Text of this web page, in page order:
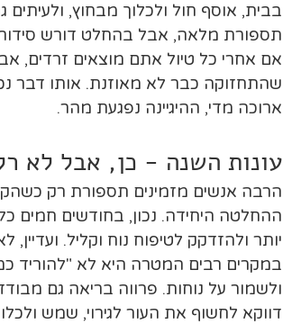
בבית, אוסף חול ולכלוך מבחוץ,
תספורת מלאה, אבל בהחלט דורש
אם אחרי כל טיול אתם מוצאים זרדים,
שהתחזוקה כבר לא מאוזנת. אותו דבר
ארוכה מדי, ההיגיינה נפגעת מהר.
עונות השנה - כן, אבל לא
הרבה אנשים מזמינים תספורת רק
ההחלטה היחידה. נכון, בחודשים חמים
יותר ולהזדקק לטיפוח נוח וקליל.
במקרים רבים המטרה היא לא "להוריד
ולשמור על נוחות. פרווה בריאה גם
דווקא לחשוף את העור לגירוי, שמש